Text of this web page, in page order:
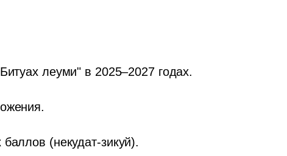
леуми" в 2025–2027 годах.
(некудат-зикуй).